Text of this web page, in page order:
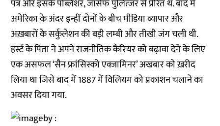
पत्र और इसके पब्लिशर, जोसेफ पुलित्जर से प्रेरित थे. बाद में
अमेरिका के अंदर इन्हीं दोनों के बीच मीडिया व्यापार और
अख़बारों के सर्कुलेशन की बड़ी लम्बी और तीखी जंग चली थी.
हर्स्ट के पिता ने अपने राजनीतिक कैरियर को बढ़ावा देने के लिए
एक असफल ‘सैन फ्रांसिस्को एक्जामिनर’ अखबार को ख़रीद
लिया था जिसे बाद में 1887 में विलियम को प्रकाशन चलाने का
अवसर दिया गया.